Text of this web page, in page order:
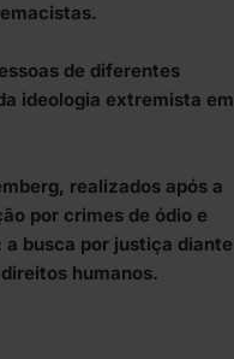
de diferentes
ideologia extremista em
realizados após a
por crimes de ódio e
busca por justiça diante
humanos.